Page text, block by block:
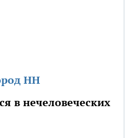
НН
в нечеловеческих